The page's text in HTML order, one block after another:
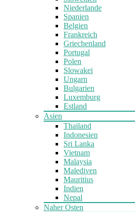
Niederlande
Spanien
Belgien
Frankreich
Griechenland
Portugal
Polen
Slowakei
Ungarn
Bulgarien
Luxemburg
Estland
Asien
Thailand
Indonesien
Sri Lanka
Vietnam
Malaysia
Malediven
Mauritius
Indien
Nepal
Naher Osten